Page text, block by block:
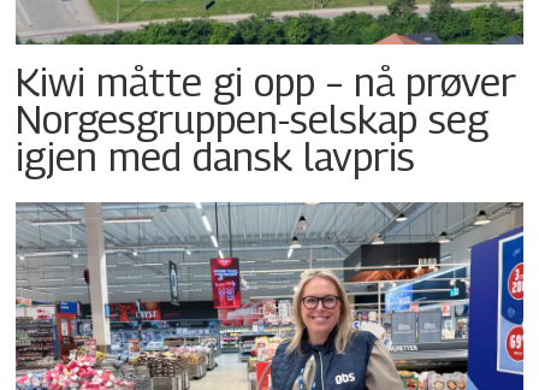
Kiwi måtte gi opp – nå prøver
Norgesgruppen-selskap seg
igjen med dansk lavpris